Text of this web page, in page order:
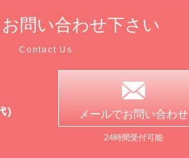
お問い合わせ下さい
Contact Us
メールでお問い合わせ
24時間受付可能